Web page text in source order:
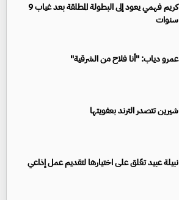
كريم فهمي يعود إلى البطولة المطلقة بعد غياب 9
سنوات
عمرو دياب: "أنا فلاح من الشرقية"
شيرين تتصدر الترند بعفويتها
نبيلة عبيد تعّلق على اختيارها لتقديم عمل إذاعي